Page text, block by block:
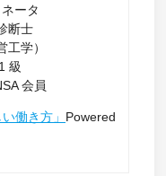
ータ
断士
工学）
級
会員
働き方」 Powered